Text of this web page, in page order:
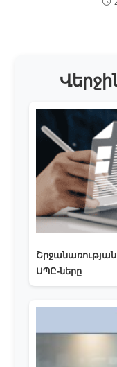
ՍՊԸ-ները